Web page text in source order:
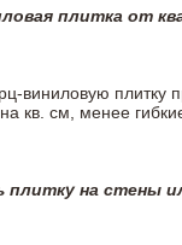
плитка от
виниловую
кв. см, менее
плитку на стены